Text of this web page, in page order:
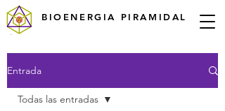
BIOENERGIA PIRAMIDAL
Entrada
Todas las entradas